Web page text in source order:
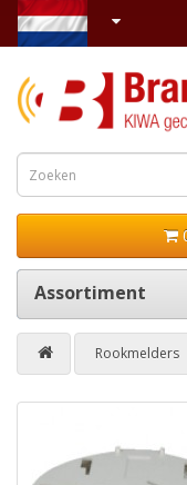
Assortiment
Rookmelders